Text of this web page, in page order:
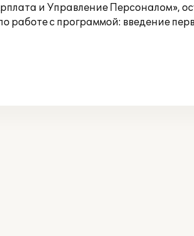
и Управление Персоналом»,
с программой: введение